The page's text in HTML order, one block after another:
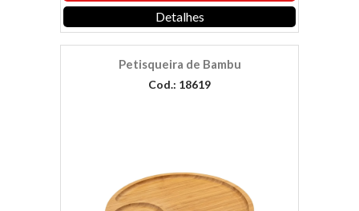
Detalhes
Petisqueira de Bambu
Cod.: 18619